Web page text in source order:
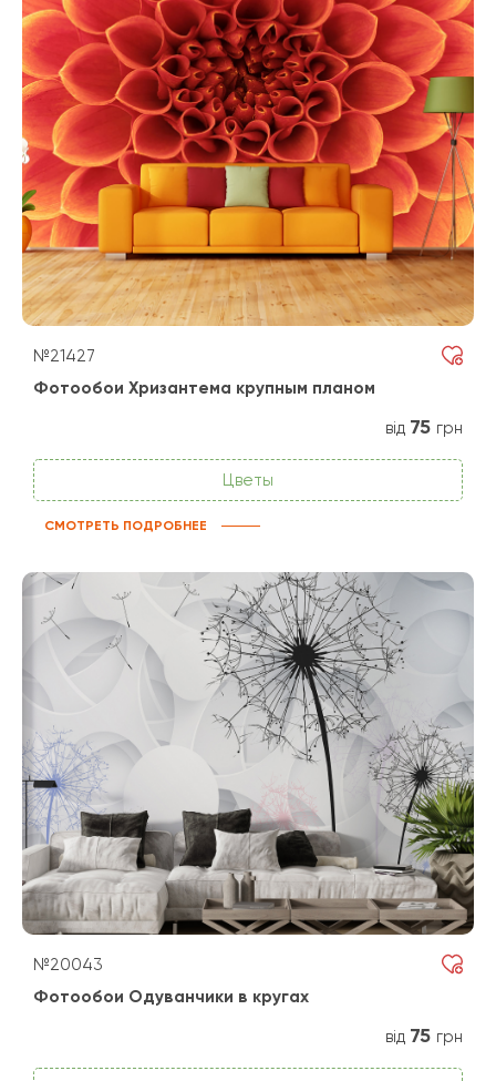
№21427
Фотообои Хризантема крупным планом
від 75 грн
Цветы
СМОТРЕТЬ ПОДРОБНЕЕ
№20043
Фотообои Одуванчики в кругах
від 75 грн